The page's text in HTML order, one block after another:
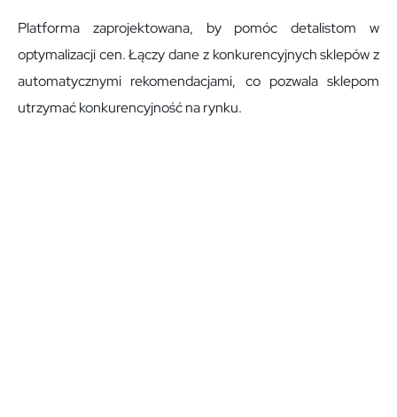
Platforma zaprojektowana, by pomóc detalistom w
optymalizacji cen. Łączy dane z konkurencyjnych sklepów z
automatycznymi rekomendacjami, co pozwala sklepom
utrzymać konkurencyjność na rynku.